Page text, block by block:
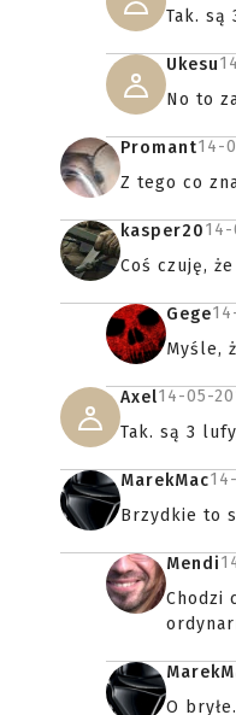
Tak. są
Ukesu
No to
Promant14-
Z tego co
kasper2014-
Coś czuję,
Gege
Myśle,
Axel14-05-
Tak. są 3
MarekMac
Brzydkie to
Mendi
Chodzi
O bryłe.